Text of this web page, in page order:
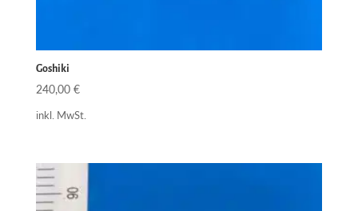
Goshiki
240,00 €
inkl. MwSt.